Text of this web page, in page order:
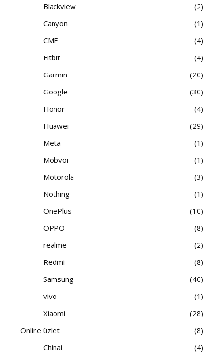
Blackview
2
Canyon
1
CMF
4
Fitbit
4
Garmin
20
Google
30
Honor
4
Huawei
29
Meta
1
Mobvoi
1
Motorola
3
Nothing
1
OnePlus
10
OPPO
8
realme
2
Redmi
8
Samsung
40
vivo
1
Xiaomi
28
Online üzlet
8
Chinai
4